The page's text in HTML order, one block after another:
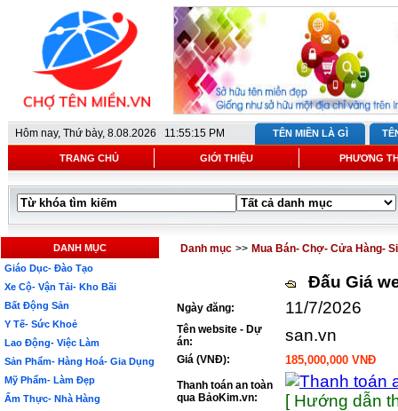
Hôm nay, Thứ bày, 8.08.2026 11:55:15 PM TÊN MIỀN LÀ GÌ
TRANG CHỦ GIỚI THIỆU PHƯƠNG
DANH MỤC
Giáo Dục- Đào Tạo
Xe Cộ- Vận Tải- Kho Bãi
Bất Động Sản
Y Tế- Sức Khoẻ
Lao Động- Việc Làm
Sản Phẩm- Hàng Hoá- Gia Dụng
Mỹ Phẩm- Làm Đẹp
Ẩm Thực- Nhà Hàng
Danh mục >> Mua Bán- Chợ- Cửa Hàng-
Đấu Giá
Ngày đăng: 11/7/2026
Tên website - Dự
án:
san.vn
Giá (VNĐ): 185,000,000 VNĐ
Thanh toán an toàn
qua BảoKim.vn:
[ Hướng dẫn